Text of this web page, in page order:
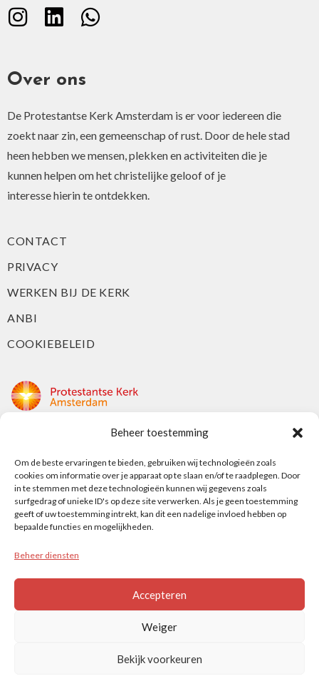
Beheer toestemming
Om de beste ervaringen te bieden, gebruiken wij technologieën zoals
cookies om informatie over je apparaat op te slaan en/of te raadplegen. Door
in te stemmen met deze technologieën kunnen wij gegevens zoals
surfgedrag of unieke ID's op deze site verwerken. Als je geen toestemming
geeft of uw toestemming intrekt, kan dit een nadelige invloed hebben op
bepaalde functies en mogelijkheden.
Beheer diensten
Accepteren
Weiger
Bekijk voorkeuren
Over ons
De Protestantse Kerk Amsterdam is er voor iedereen die
zoekt naar zin, een gemeenschap of rust. Door de hele stad
heen hebben we mensen, plekken en activiteiten die je
kunnen helpen om het christelijke geloof of je
interesse hierin te ontdekken.
CONTACT
PRIVACY
WERKEN BIJ DE KERK
ANBI
COOKIEBELEID
Nieuwe Herengracht 18
1018 DP Amsterdam
t: 020 5353 700
e: info@protestantsamsterdam.nl
Protestantse Diaconie Amsterdam
e: info@diaconie.org